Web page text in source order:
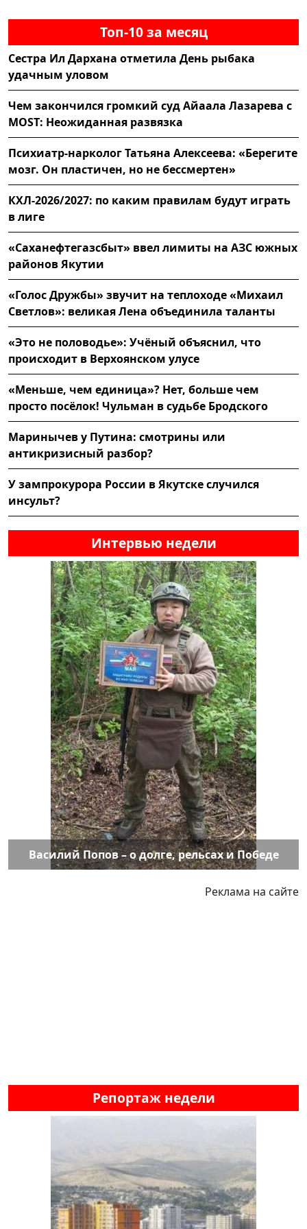
Топ-10 за месяц
Сестра Ил Дархана отметила День рыбака
удачным уловом
Чем закончился громкий суд Айаала Лазарева с
MOST: Неожиданная развязка
Психиатр-нарколог Татьяна Алексеева: «Берегите
мозг. Он пластичен, но не бессмертен»
КХЛ-2026/2027: по каким правилам будут играть
в лиге
«Саханефтегазсбыт» ввел лимиты на АЗС южных
районов Якутии
«Голос Дружбы» звучит на теплоходе «Михаил
Светлов»: великая Лена объединила таланты
«Это не половодье»: Учёный объяснил, что
происходит в Верхоянском улусе
«Меньше, чем единица»? Нет, больше чем
просто посёлок! Чульман в судьбе Бродского
Маринычев у Путина: смотрины или
антикризисный разбор?
У зампрокурора России в Якутске случился
инсульт?
Интервью недели
Василий Попов – о долге, рельсах и Победе
Реклама на сайте
Репортаж недели